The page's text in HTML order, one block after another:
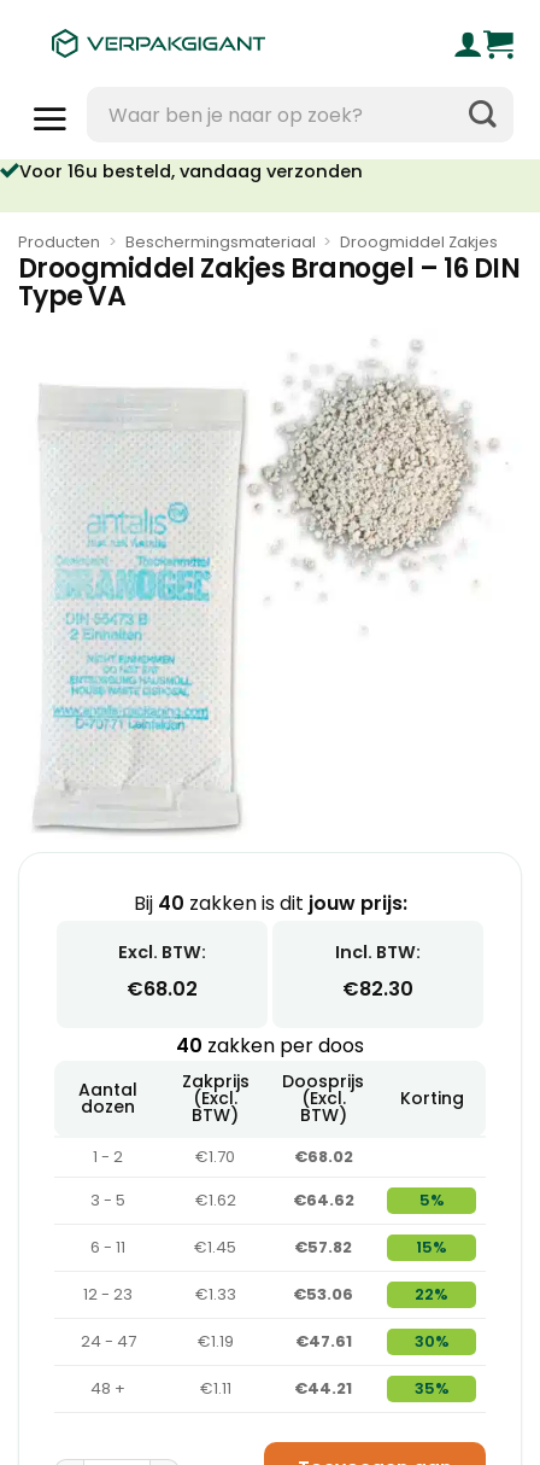
naar:
Voor 16u besteld, vandaag verzonden
Producten > Beschermingsmateriaal > Droogmiddel Zakjes
Droogmiddel Zakjes Branogel – 16 DIN
Type VA
Bij 40 zakken is dit jouw prijs:
Excl. BTW:
€68.02
Incl. BTW:
€82.30
40 zakken per doos
Aantal
dozen
Zakprijs
(Excl.
BTW)
Doosprijs
(Excl.
BTW)
Korting
1 - 2 €1.70
€68.02
3 - 5
€1.62 €64.62 5%
6 - 11 €1.45 €57.82 15%
12 - 23 €1.33 €53.06 22%
24 - 47 €1.19 €47.61 30%
48 + €1.11 €44.21 35%